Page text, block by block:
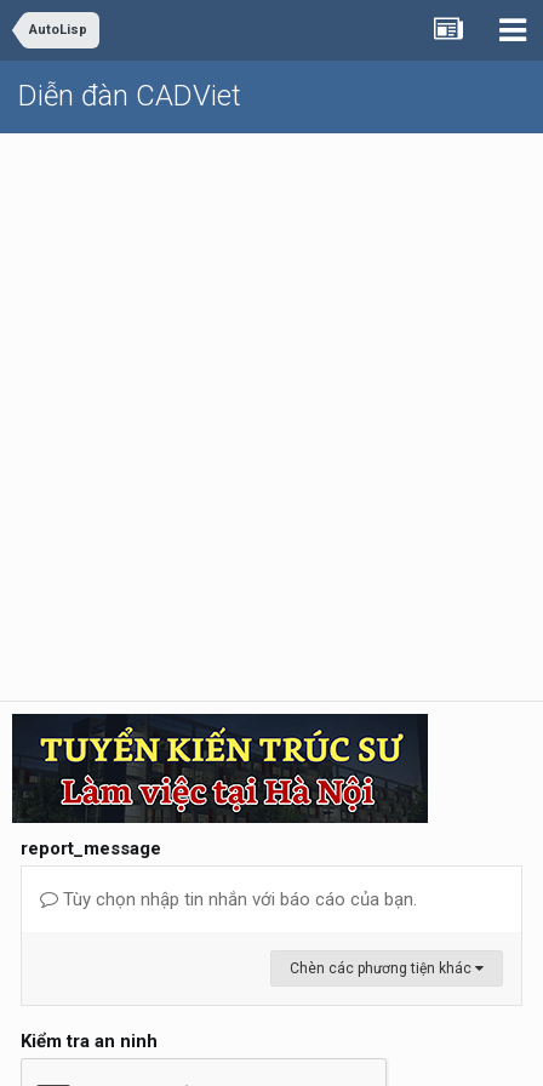
AutoLisp
Diễn đàn CADViet
report_message
Tùy chọn nhập tin nhắn với báo cáo của bạn.
Chèn các phương tiện khác
Kiểm tra an ninh